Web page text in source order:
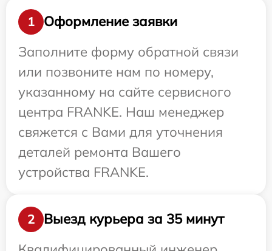
1
Оформление заявки
Заполните форму обратной связи
или позвоните нам по номеру,
указанному на сайте сервисного
центра FRANKE. Наш менеджер
свяжется с Вами для уточнения
деталей ремонта Вашего
устройства FRANKE.
2
Выезд курьера за 35 минут